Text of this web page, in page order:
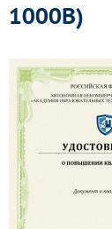
1000В)